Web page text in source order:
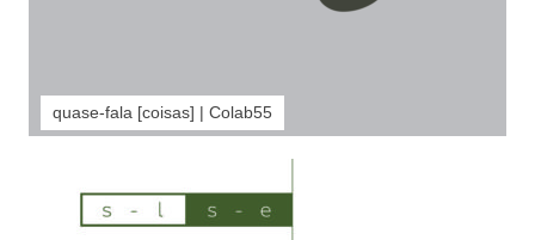
quase-fala [coisas] | Colab55